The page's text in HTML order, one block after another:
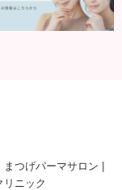
まつげパーマサロン
リニック